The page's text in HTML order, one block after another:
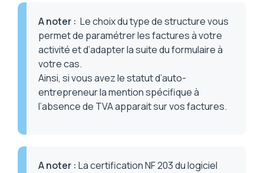
A noter : Le choix du type de structure vous
permet de paramétrer les factures à votre
activité et d’adapter la suite du formulaire à
votre cas.
Ainsi, si vous avez le statut d’auto-
entrepreneur la mention spécifique à
l’absence de TVA apparait sur vos factures.
A noter : La certification NF 203 du logiciel